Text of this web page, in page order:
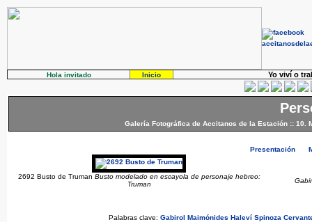
Hola invitado Inicio Yo viví o
Galería Fotográfica de Accitanos de la Estación :: 10.
Presentación
2692 Busto de Truman Busto modelado en escayola de personaje hebreo:
Truman
Palabras clave: Gabirol Maimónides Haleví Spinoza